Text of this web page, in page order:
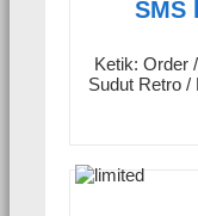
SMS
Ketik: Order
Sudut Retro /